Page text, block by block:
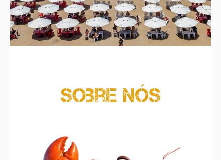
Sobre nós